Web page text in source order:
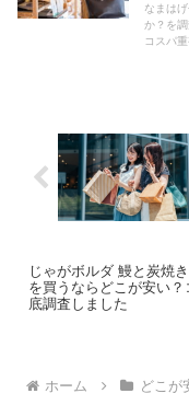
なまは
か？を
コスパ
じゃがボルダ 鰻と炭焼
を買うならどこが安い
底調査しました
ホーム どこが